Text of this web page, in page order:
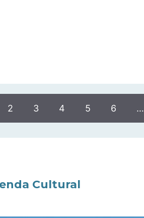
2 3 4 5 6 …
Cultural